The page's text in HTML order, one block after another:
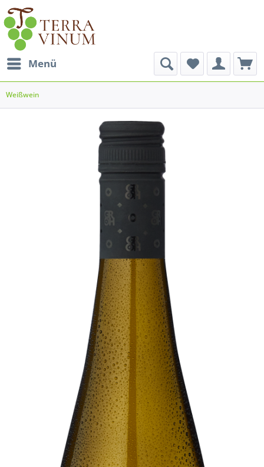
Menü
Weißwein